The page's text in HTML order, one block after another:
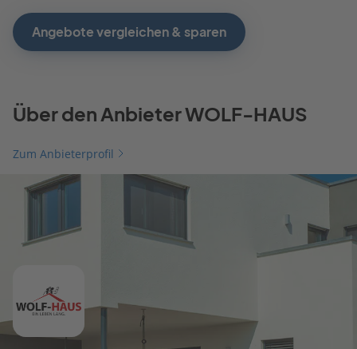
Angebote vergleichen & sparen
Über den Anbieter WOLF-HAUS
Zum Anbieterprofil